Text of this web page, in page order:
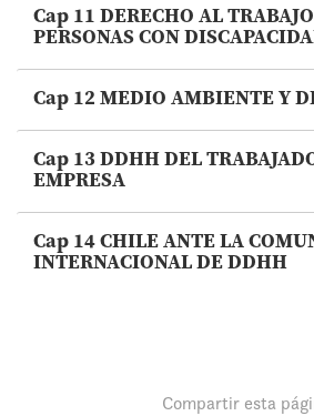
Cap 11 DERECHO AL
PERSONAS CON
Cap 12 MEDIO AMBIENTE Y
Cap 13 DDHH DEL
EMPRESA
Cap 14 CHILE ANTE LA
INTERNACIONAL DE DDHH
Compartir esta